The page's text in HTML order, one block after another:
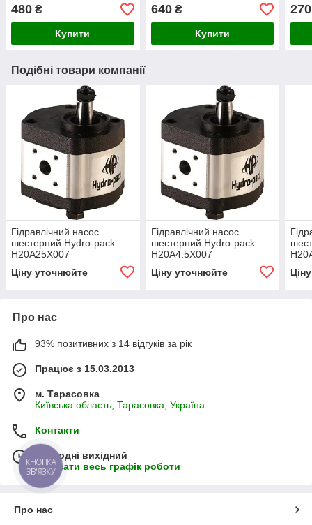
480 ₴
Купити
640₴
Купити
270
Подібні товари компанії
Гідравлічний насос
шестерний Hydro-pack
H20A25X007
Ціну уточнюйте
Гідравлічний насос
шестерний Hydro-pack
H20A4.5X007
Ціну уточнюйте
Про нас
93% позитивних з 14 відгуків за рік
Працює з 15.03.2013
м. Тарасовка
Київська область, Тарасовка, Україна
Контакти
Сьогодні вихідний
Показати весь графік роботи
Про нас
КНОПКА
ЗВ'ЯЗКУ